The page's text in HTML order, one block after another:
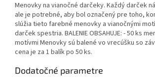
Menovky na vianočné darčeky. Každý darček
ale je potrebné, aby bol označený pre toho,
slúžia tieto farebné menovky a vianočnými
darček spestria. BALENIE OBSAHUJE: - 50 ks
motívmi Menovky sú balené vo vrecúšku so
cena je za 1 balík po 50 ks.
Dodatočné parametre